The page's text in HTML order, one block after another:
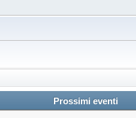
Prossimi eventi